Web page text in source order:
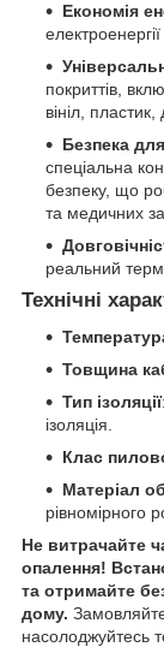
Економія
покриттів,
вініл,
Безпека
спеціальна
безпеку, що
та медичних
реальний
Технічні
Товщина
Тип ізоляції
ізоляція.
Клас
Матеріал
рівномірного
Не витрачайте
опалення!
та отримайте
дому.
насолоджуйтесь